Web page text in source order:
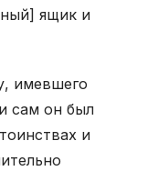
ящик и
имевшего
сам он был
и